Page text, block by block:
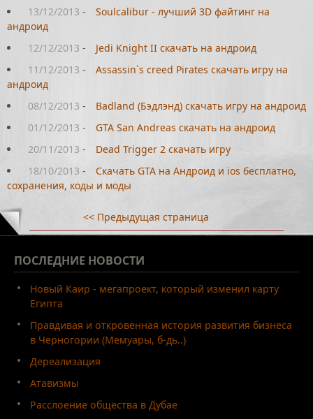
13/12/2013 -
Soulcalibur - лучший 3D файтинг на
андроид
12/12/2013 -
Jedi Knight II скачать на андроид
11/12/2013 -
Assassin`s creed Pirates скачать игру на
андроид
08/12/2013 -
Badland (Бэдлэнд) скачать игру на андроид
01/12/2013 -
GTA San Andreas скачать на андроид
20/11/2013 -
Dead Trigger 2 скачать игру
18/10/2013 -
Скачать GTA на Андроид и ios бесплатно,
сохранения, коды и моды
<< Предыдущая страница
ПОСЛЕДНИЕ НОВОСТИ
Новый Каир - мегапроект, который изменил карту
Египта
Правдивая и откровенная история развития бизнеса
в Черногории (Мемуары, б-дь..)
Дереализация
Атавизмы
Расслоение общества в Дубае